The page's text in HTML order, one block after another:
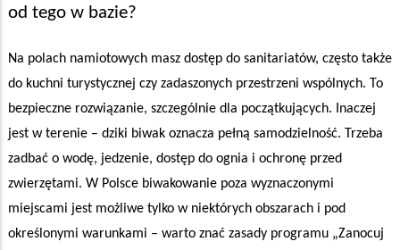
od tego w bazie?
Na polach namiotowych masz dostęp do sanitariatów, często także
do kuchni turystycznej czy zadaszonych przestrzeni wspólnych. To
bezpieczne rozwiązanie, szczególnie dla początkujących. Inaczej
jest w terenie – dziki biwak oznacza pełną samodzielność. Trzeba
zadbać o wodę, jedzenie, dostęp do ognia i ochronę przed
zwierzętami. W Polsce biwakowanie poza wyznaczonymi
miejscami jest możliwe tylko w niektórych obszarach i pod
określonymi warunkami – warto znać zasady programu „Zanocuj